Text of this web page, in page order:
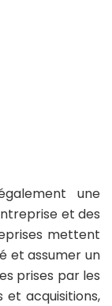
une
et des
mettent
et assumer un
prises par les
acquisitions,